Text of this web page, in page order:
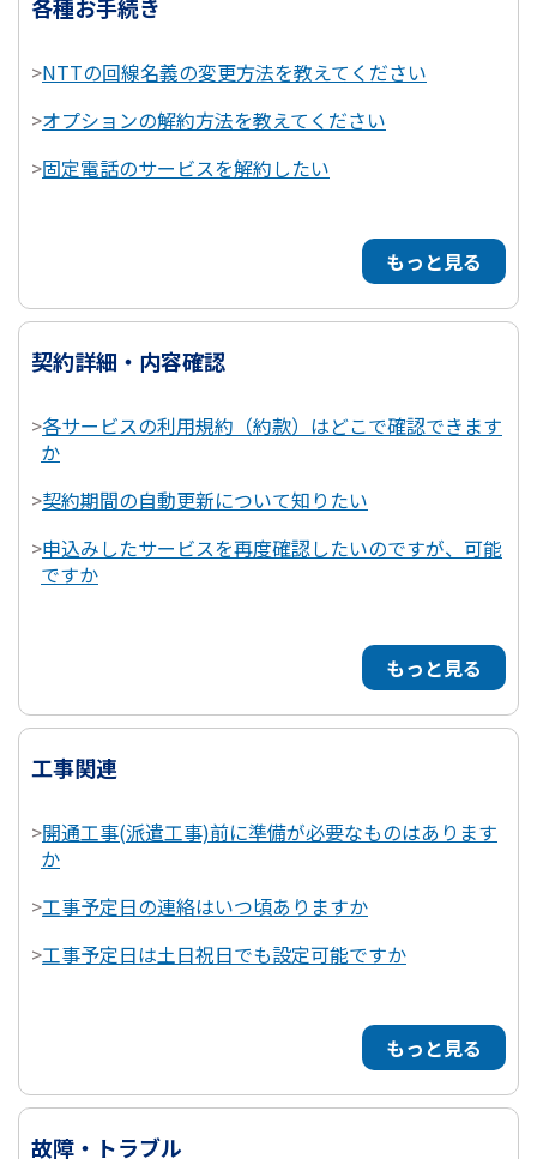
各種お手続き
>NTTの回線名義の変更方法を教えてください
>オプションの解約方法を教えてください
>固定電話のサービスを解約したい
もっと見る
契約詳細・内容確認
>各サービスの利用規約（約款）はどこで確認できます
か
>契約期間の自動更新について知りたい
>申込みしたサービスを再度確認したいのですが、可能
ですか
もっと見る
工事関連
>開通工事(派遣工事)前に準備が必要なものはあります
か
>工事予定日の連絡はいつ頃ありますか
>工事予定日は土日祝日でも設定可能ですか
もっと見る
故障・トラブル